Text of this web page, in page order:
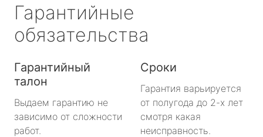
Гарантийные
обязательства
Гарантийный
талон
Выдаем гарантию не
зависимо от сложности
работ.
Сроки
Гарантия варьируется
от полугода до 2-х лет
смотря какая
неисправность.